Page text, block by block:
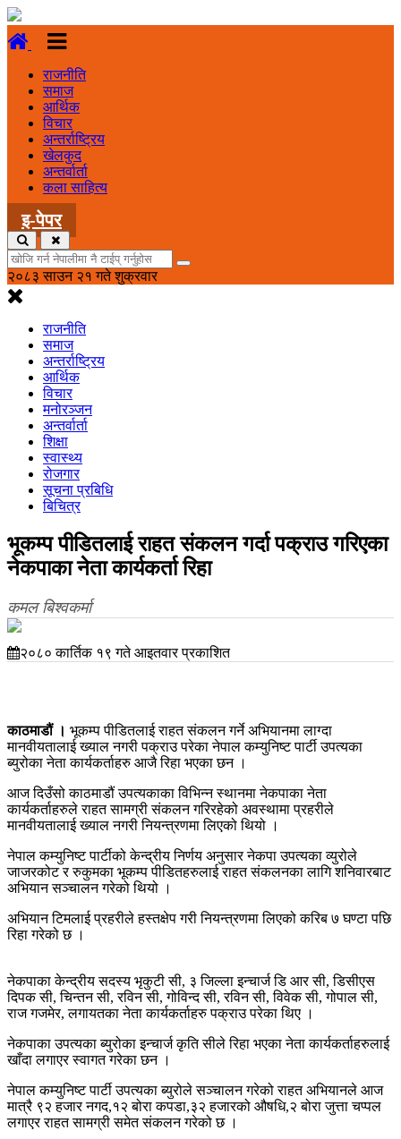
राजनीति
समाज
आर्थिक
विचार
अन्तर्राष्ट्रिय
खेलकुद
अन्तर्वार्ता
कला साहित्य
इ-पेपर
२०८३ साउन २१ गते शुक्रवार
राजनीति
समाज
अन्तर्राष्ट्रिय
आर्थिक
विचार
मनोरञ्जन
अन्तर्वार्ता
शिक्षा
स्वास्थ्य
रोजगार
सूचना प्रबिधि
बिचित्र
भूकम्प पीडितलाई राहत संकलन गर्दा पक्राउ गरिएका
नेकपाका नेता कार्यकर्ता रिहा
कमल बिश्वकर्मा
२०८० कार्तिक १९ गते आइतवार प्रकाशित
काठमाडौं । भूकम्प पीडितलाई राहत संकलन गर्ने अभियानमा लाग्दा
मानवीयतालाई ख्याल नगरी पक्राउ परेका नेपाल कम्युनिष्ट पार्टी उपत्यका
ब्युरोका नेता कार्यकर्ताहरु आजै रिहा भएका छन ।
आज दिउँसो काठमाडौं उपत्यकाका विभिन्न स्थानमा नेकपाका नेता
कार्यकर्ताहरुले राहत सामग्री संकलन गरिरहेको अवस्थामा प्रहरीले
मानवीयतालाई ख्याल नगरी नियन्त्रणमा लिएको थियो ।
नेपाल कम्युनिष्ट पार्टीको केन्द्रीय निर्णय अनुसार नेकपा उपत्यका व्युरोले
जाजरकोट र रुकुमका भूकम्प पीडितहरुलाई राहत संकलनका लागि शनिवारबाट
अभियान सञ्चालन गरेको थियो ।
अभियान टिमलाई प्रहरीले हस्तक्षेप गरी नियन्त्रणमा लिएको करिब ७ घण्टा पछि
रिहा गरेको छ ।
नेकपाका केन्द्रीय सदस्य भृकुटी सी, ३ जिल्ला इन्चार्ज डि आर सी, डिसीएस
दिपक सी, चिन्तन सी, रविन सी, गोविन्द सी, रविन सी, विवेक सी, गोपाल सी,
राज गजमेर, लगायतका नेता कार्यकर्ताहरु पक्राउ परेका थिए ।
नेकपाका उपत्यका ब्युरोका इन्चार्ज कृति सीले रिहा भएका नेता कार्यकर्ताहरुलाई
खाँदा लगाएर स्वागत गरेका छन ।
नेपाल कम्युनिष्ट पार्टी उपत्यका ब्युरोले सञ्चालन गरेको राहत अभियानले आज
मात्रै ९२ हजार नगद,१२ बोरा कपडा,३२ हजारको औषधि,२ बोरा जुत्ता चप्पल
लगाएर राहत सामग्री समेत संकलन गरेको छ ।